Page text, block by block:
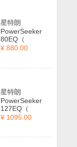
星特朗
PowerSeeker
80EQ（
¥ 880.00
星特朗
PowerSeeker
127EQ（
¥ 1095.00